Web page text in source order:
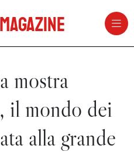
Magazine
mostra
il mondo dei
alla grande